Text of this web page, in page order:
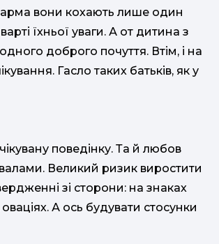
вони кохають лише один
їхньої уваги. А от дитина з
доброго почуття. Втім, і на
Гасло таких батьків, як у
поведінку. Та й любов
Великий ризик виростити
зі сторони: на знаках
А ось будувати стосунки